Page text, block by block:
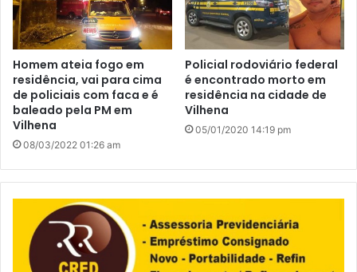
Homem ateia fogo em
residência, vai para cima
de policiais com faca e é
baleado pela PM em
Vilhena
08/03/2022 01:26 am
Policial rodoviário federal
é encontrado morto em
residência na cidade de
Vilhena
05/01/2020 14:19 pm